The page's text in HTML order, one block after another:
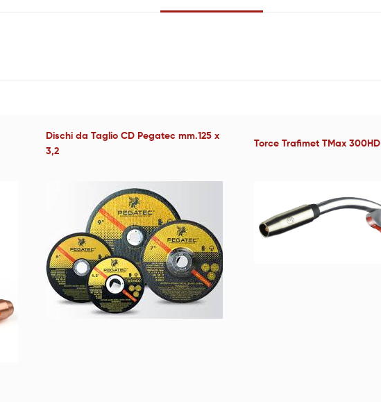
Dischi da Taglio CD Pegatec mm.125 x
3,2
Torce Trafimet TMax 300HD